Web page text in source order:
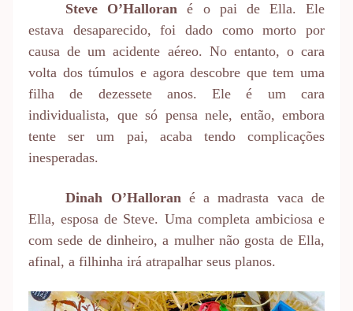
Steve O’Hallorané o pai de Ella. Ele
estava desaparecido, foi dado como morto por
causa de um acidente aéreo. No entanto, o cara
volta dos túmulos e agora descobre que tem uma
filha de dezessete anos. Ele é um cara
individualista, que só pensa nele, então, embora
tente ser um pai, acaba tendo complicações
inesperadas.
Dinah O’Halloran é a madrasta vaca de
Ella, esposa de Steve. Uma completa ambiciosa e
com sede de dinheiro, a mulher não gosta de Ella,
afinal, a filhinha irá atrapalhar seus planos.